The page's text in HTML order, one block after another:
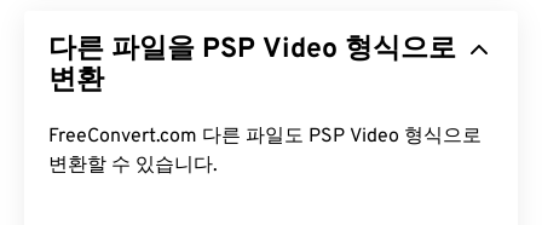
트레이트(VBR) 압축 방식을 사용하는데, 이는 멀티
미디어 콘텐츠의 특정 세그먼트를 압축하기 어렵거
합니다. 예를 들어, 액션이 많은 장면과 적은 장면의
압축률을 다르게 적용할 수 있습니다.
다른 파일을 PSP Video 형식으로
변환
FreeConvert.com 다른 파일도 PSP Video 형식으로
변환할 수 있습니다.